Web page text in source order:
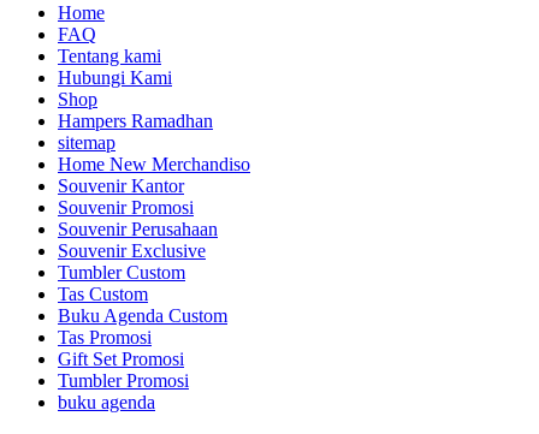
Home
FAQ
Tentang kami
Hubungi Kami
Shop
Hampers Ramadhan
sitemap
Home New Merchandiso
Souvenir Kantor
Souvenir Promosi
Souvenir Perusahaan
Souvenir Exclusive
Tumbler Custom
Tas Custom
Buku Agenda Custom
Tas Promosi
Gift Set Promosi
Tumbler Promosi
buku agenda